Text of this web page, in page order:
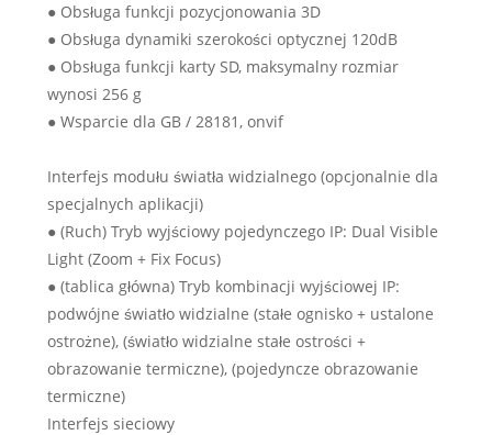
● Obsługa funkcji pozycjonowania 3D
● Obsługa dynamiki szerokości optycznej 120dB
● Obsługa funkcji karty SD, maksymalny rozmiar
wynosi 256 g
● Wsparcie dla GB / 28181, onvif
Interfejs modułu światła widzialnego (opcjonalnie dla
specjalnych aplikacji)
● (Ruch) Tryb wyjściowy pojedynczego IP: Dual Visible
Light (Zoom + Fix Focus)
● (tablica główna) Tryb kombinacji wyjściowej IP:
podwójne światło widzialne (stałe ognisko + ustalone
ostrożne), (światło widzialne stałe ostrości +
obrazowanie termiczne), (pojedyncze obrazowanie
termiczne)
Interfejs sieciowy